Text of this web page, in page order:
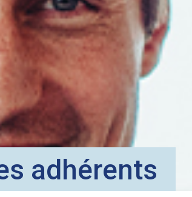
adhérents